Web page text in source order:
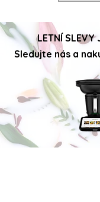
LETNÍ SLEVY
Sledujte nás a